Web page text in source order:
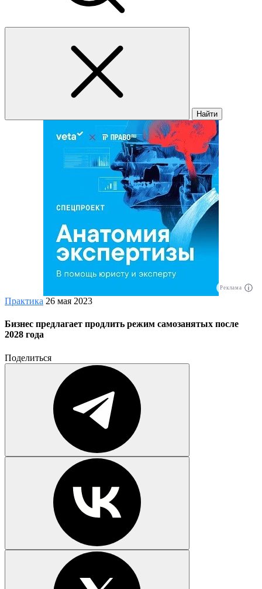
Найти
Реклама
Практика 26 мая 2023
Бизнес предлагает продлить режим самозанятых после
2028 года
Поделиться